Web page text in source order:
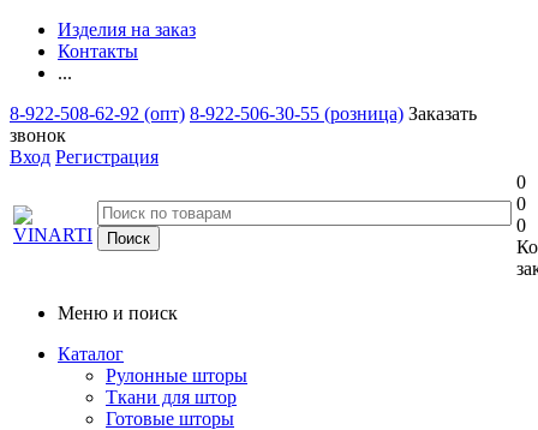
Изделия на заказ
Контакты
...
8-922-508-62-92 (опт) 8-922-506-30-55 (розница) Заказать
звонок
Вход Регистрация
0
0
0
Меню и поиск
Каталог
Рулонные шторы
Ткани для штор
Готовые шторы